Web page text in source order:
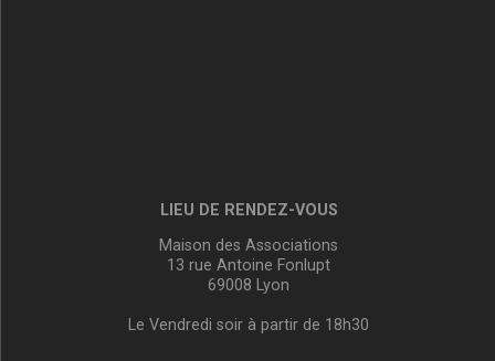
LIEU DE RENDEZ-VOUS
Maison des Associations
13 rue Antoine Fonlupt
69008 Lyon
Le Vendredi soir à partir de 18h30